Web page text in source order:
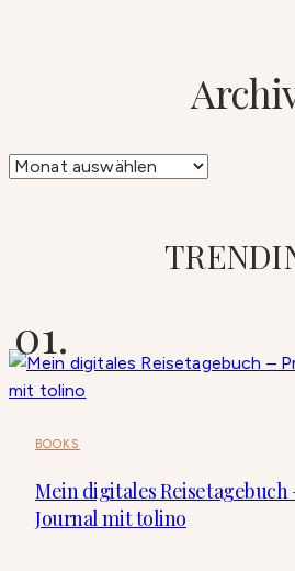
Archiv
BOOKS
Mein digitales
Journal mit tolino